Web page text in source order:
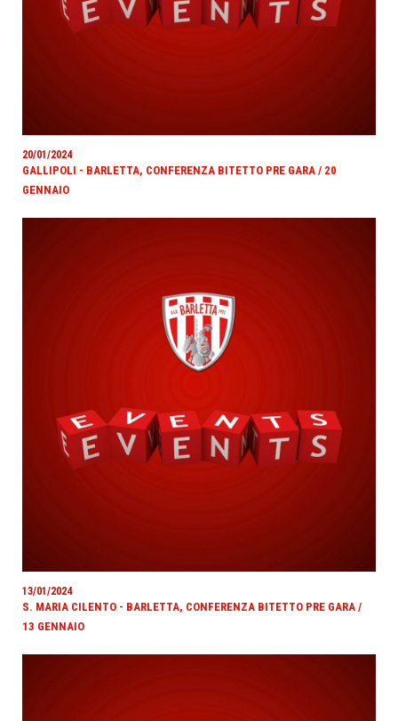
20/01/2024
GALLIPOLI - BARLETTA, CONFERENZA BITETTO PRE GARA / 20
GENNAIO
13/01/2024
S. MARIA CILENTO - BARLETTA, CONFERENZA BITETTO PRE GARA /
13 GENNAIO